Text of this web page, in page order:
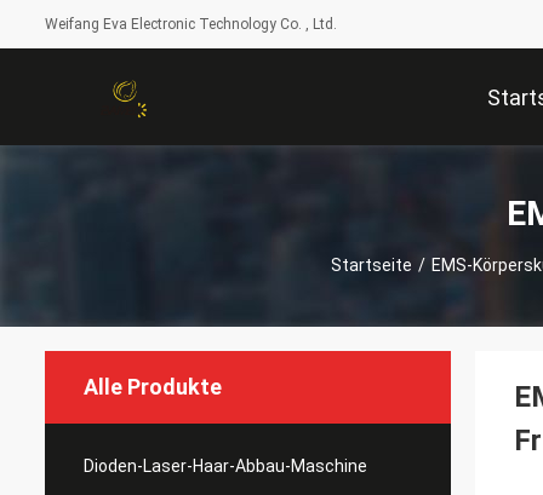
Weifang Eva Electronic Technology Co. , Ltd.
Startseite / EMS-
Alle Produkte
Dioden-Laser-Haar-Abbau-Maschine